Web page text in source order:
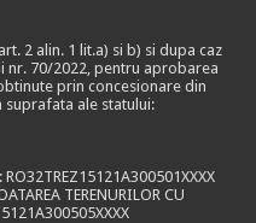
2 alin. 1 lit.a) si b) si dupa caz
nr. 70/2022, pentru aprobarea
prin concesionare din
ale statului:
TERENURILOR CU